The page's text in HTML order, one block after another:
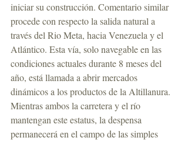
iniciar su construcción. Comentario similar
procede con respecto la salida natural a
través del Rio Meta, hacia Venezuela y el
Atlántico. Esta vía, solo navegable en las
condiciones actuales durante 8 meses del
año, está llamada a abrir mercados
dinámicos a los productos de la Altillanura.
Mientras ambos la carretera y el río
mantengan este estatus, la despensa
permanecerá en el campo de las simples